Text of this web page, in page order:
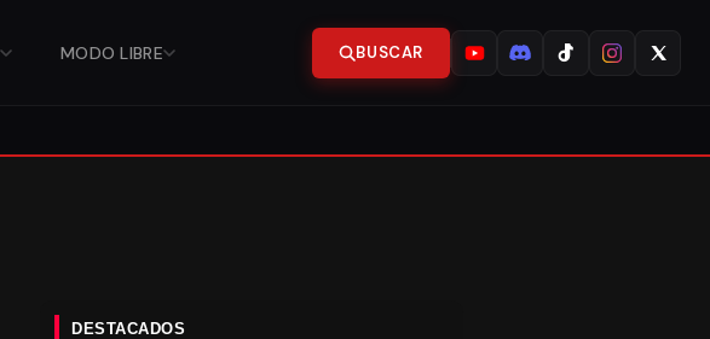
MODO LIBRE BUSCAR
DESTACADOS